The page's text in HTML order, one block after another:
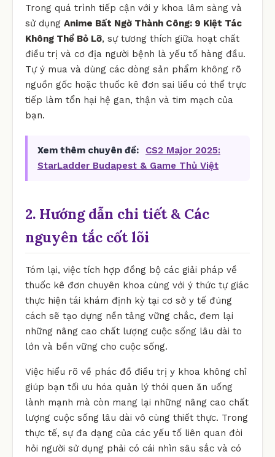
Trong quá trình tiếp cận với y khoa lâm sàng và
sử dụng Anime Bất Ngờ Thành Công: 9 Kiệt Tác
Không Thể Bỏ Lỡ, sự tương thích giữa hoạt chất
điều trị và cơ địa người bệnh là yếu tố hàng đầu.
Tự ý mua và dùng các dòng sản phẩm không rõ
nguồn gốc hoặc thuốc kê đơn sai liều có thể trực
tiếp làm tổn hại hệ gan, thận và tim mạch của
bạn.
Xem thêm chuyên đề:
CS2 Major 2025:
StarLadder Budapest & Game Thủ Việt
2. Hướng dẫn chi tiết & Các
nguyên tắc cốt lõi
Tóm lại, việc tích hợp đồng bộ các giải pháp về
thuốc kê đơn chuyên khoa cùng với ý thức tự giác
thực hiện tái khám định kỳ tại cơ sở y tế đúng
cách sẽ tạo dựng nền tảng vững chắc, đem lại
những nâng cao chất lượng cuộc sống lâu dài to
lớn và bền vững cho cuộc sống.
Việc hiểu rõ về phác đồ điều trị y khoa không chỉ
giúp bạn tối ưu hóa quản lý thói quen ăn uống
lành mạnh mà còn mang lại những nâng cao chất
lượng cuộc sống lâu dài vô cùng thiết thực. Trong
thực tế, sự đa dạng của các yếu tố liên quan đòi
hỏi người sử dụng phải có cái nhìn sâu sắc và có